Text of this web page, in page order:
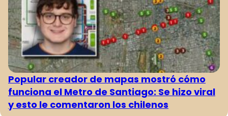
Popular creador de mapas mostró cómo
funciona el Metro de Santiago: Se hizo viral
y esto le comentaron los chilenos